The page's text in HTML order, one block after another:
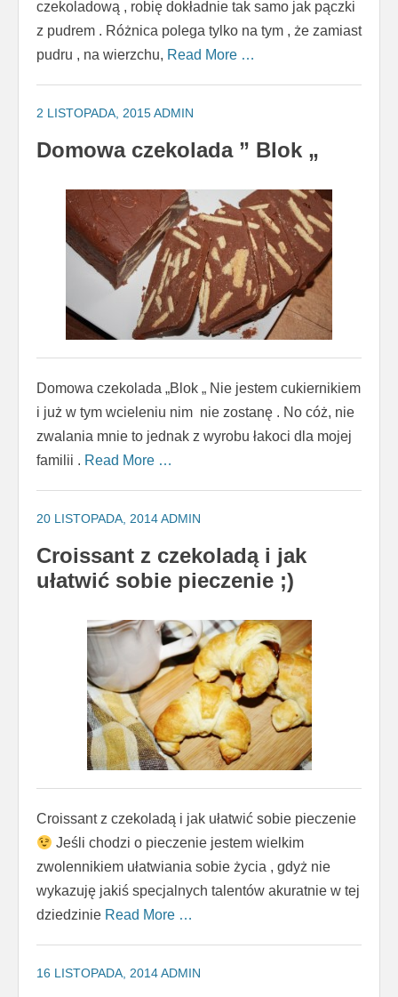
czekoladową , robię dokładnie tak samo jak pączki
z pudrem . Różnica polega tylko na tym , że zamiast
pudru , na wierzchu, Read More …
2 LISTOPADA, 2015ADMIN
Domowa czekolada ” Blok „
Domowa czekolada „Blok „ Nie jestem cukiernikiem
i już w tym wcieleniu nim nie zostanę . No cóż, nie
zwalania mnie to jednak z wyrobu łakoci dla mojej
familii . Read More …
20 LISTOPADA, 2014ADMIN
Croissant z czekoladą i jak
ułatwić sobie pieczenie ;)
Croissant z czekoladą i jak ułatwić sobie pieczenie
Jeśli chodzi o pieczenie jestem wielkim
zwolennikiem ułatwiania sobie życia , gdyż nie
wykazuję jakiś specjalnych talentów akuratnie w tej
dziedzinie Read More …
16 LISTOPADA, 2014ADMIN